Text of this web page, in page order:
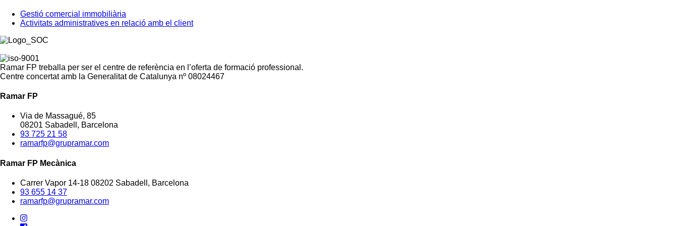
Gestió comercial immobiliària
Activitats administratives en relació amb el client
Ramar FP treballa per ser el centre de referència en l’oferta de formació professional.
Centre concertat amb la Generalitat de Catalunya nº 08024467
Ramar FP
Via de Massagué, 85
08201 Sabadell, Barcelona
93 725 21 58
ramarfp@grupramar.com
Ramar FP Mecànica
Carrer Vapor 14-18 08202 Sabadell, Barcelona
93 655 14 37
ramarfp@grupramar.com